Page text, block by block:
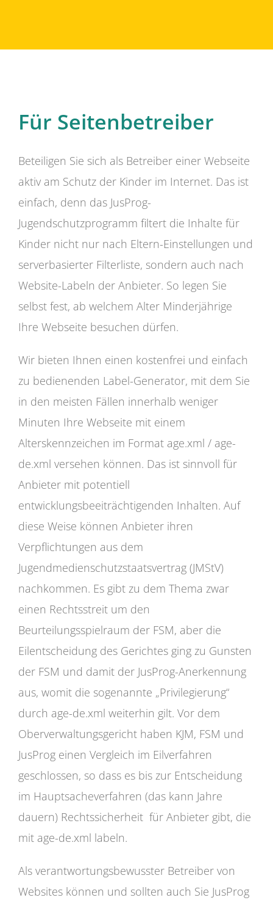
Für Seitenbetreiber
Beteiligen Sie sich als Betreiber einer Webseite
aktiv am Schutz der Kinder im Internet. Das ist
einfach, denn das JusProg-
Jugendschutzprogramm filtert die Inhalte für
Kinder nicht nur nach Eltern-Einstellungen und
serverbasierter Filterliste, sondern auch nach
Website-Labeln der Anbieter. So legen Sie
selbst fest, ab welchem Alter Minderjährige
Ihre Webseite besuchen dürfen.
Wir bieten Ihnen einen kostenfrei und einfach
zu bedienenden Label-Generator, mit dem Sie
in den meisten Fällen innerhalb weniger
Minuten Ihre Webseite mit einem
Alterskennzeichen im Format age.xml / age-
de.xml versehen können. Das ist sinnvoll für
Anbieter mit potentiell
entwicklungsbeeiträchtigenden Inhalten. Auf
diese Weise können Anbieter ihren
Verpflichtungen aus dem
Jugendmedienschutzstaatsvertrag (JMStV)
nachkommen. Es gibt zu dem Thema zwar
einen Rechtsstreit um den
Beurteilungsspielraum der FSM, aber die
Eilentscheidung des Gerichtes ging zu Gunsten
der FSM und damit der JusProg-Anerkennung
aus, womit die sogenannte „Privilegierung“
durch age-de.xml weiterhin gilt. Vor dem
Oberverwaltungsgericht haben KJM, FSM und
JusProg einen Vergleich im Eilverfahren
geschlossen, so dass es bis zur Entscheidung
im Hauptsacheverfahren (das kann Jahre
dauern) Rechtssicherheit für Anbieter gibt, die
mit age-de.xml labeln.
Als verantwortungsbewusster Betreiber von
Websites können und sollten auch Sie JusProg